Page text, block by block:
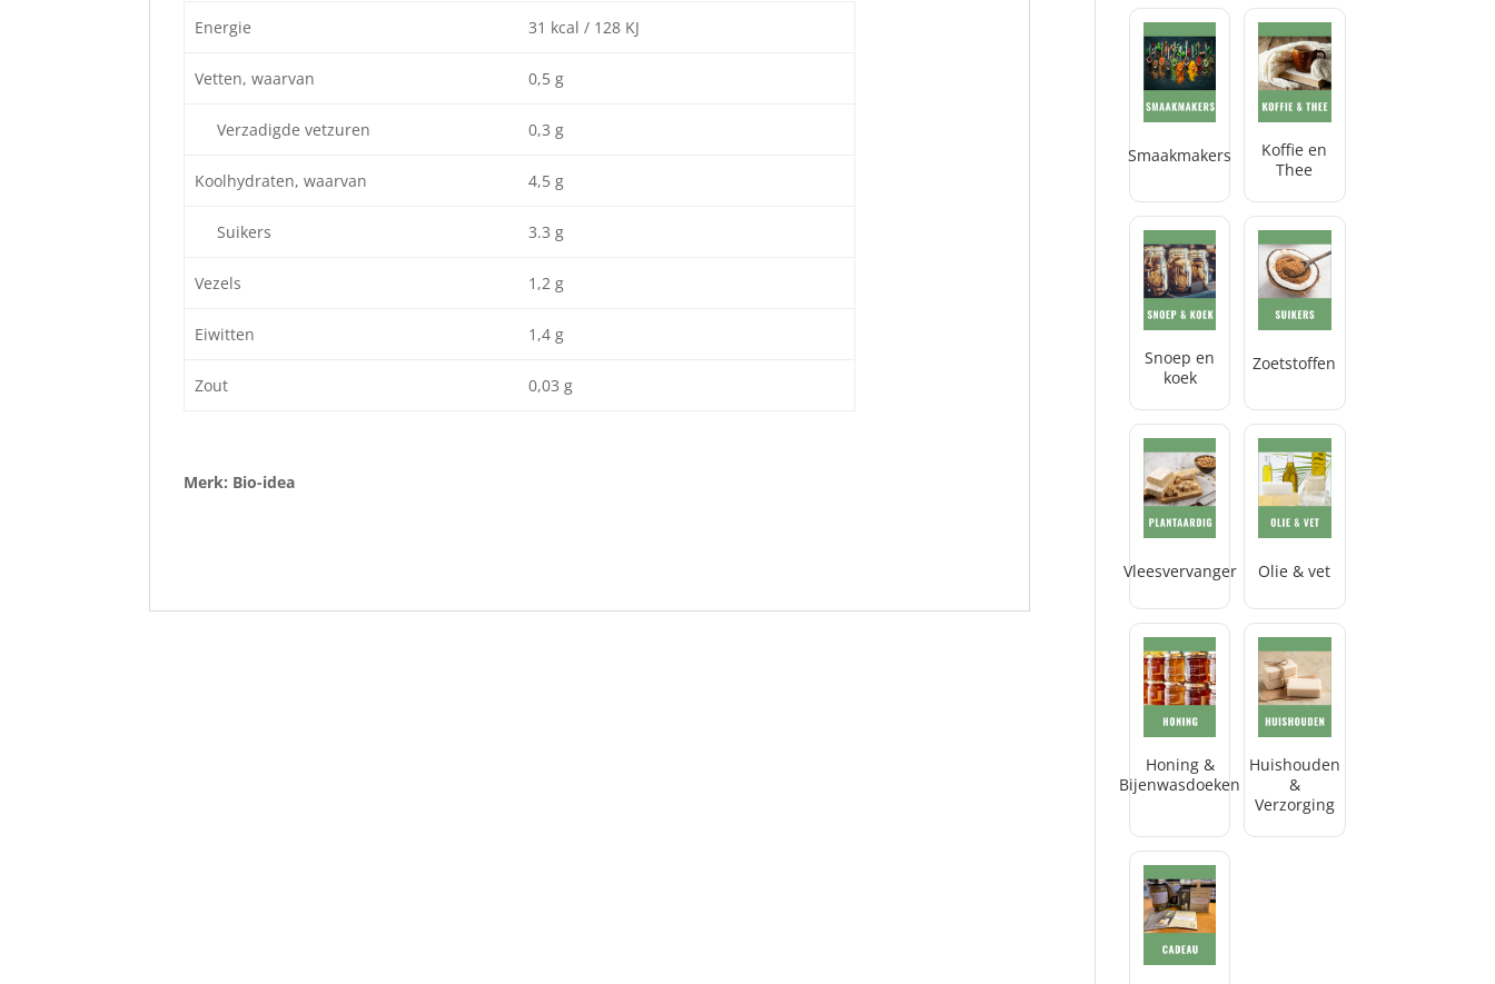
Energie 31 kcal / 128 KJ
Vetten, waarvan 0,5 g
Verzadigde vetzuren 0,3 g
Koolhydraten, waarvan 4,5 g
Suikers 3.3 g
Vezels 1,2 g
Eiwitten 1,4 g
Zout 0,03 g
Merk: Bio-idea
Smaakmakers
Koffie en
Thee
Snoep en
koek
Zoetstoffen
Vleesvervanger Olie & vet
Honing &
Bijenwasdoeken
Huishouden
&
Verzorging